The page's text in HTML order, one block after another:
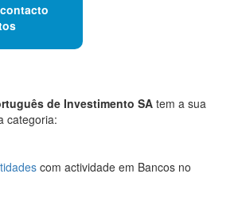
de Investimento SA tem a sua
categoria:
com actividade em Bancos no